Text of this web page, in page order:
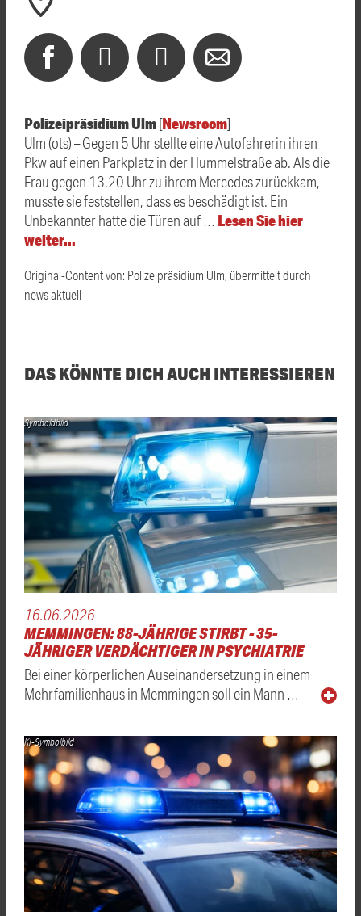
Polizeipräsidium Ulm[Newsroom]
Ulm (ots) – Gegen 5 Uhr stellte eine Autofahrerin ihren
Pkw auf einen Parkplatz in der Hummelstraße ab. Als die
Frau gegen 13.20 Uhr zu ihrem Mercedes zurückkam,
musste sie feststellen, dass es beschädigt ist. Ein
Unbekannter hatte die Türen auf … Lesen Sie hier
weiter…
Original-Content von: Polizeipräsidium Ulm, übermittelt durch
news aktuell
DAS KÖNNTE DICH AUCH INTERESSIEREN
Symboldbild
16.06.2026
MEMMINGEN: 88-JÄHRIGE STIRBT - 35-
JÄHRIGER VERDÄCHTIGER IN PSYCHIATRIE
Bei einer körperlichen Auseinandersetzung in einem
Mehrfamilienhaus in Memmingen soll ein Mann …
KI-Symbolbild